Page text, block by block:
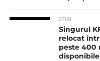
STIRI
Singurul
relocat
peste 400